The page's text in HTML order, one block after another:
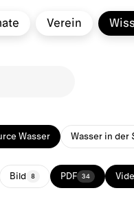
Verein
Wasser Wasser in der
Bild 8 PDF 34